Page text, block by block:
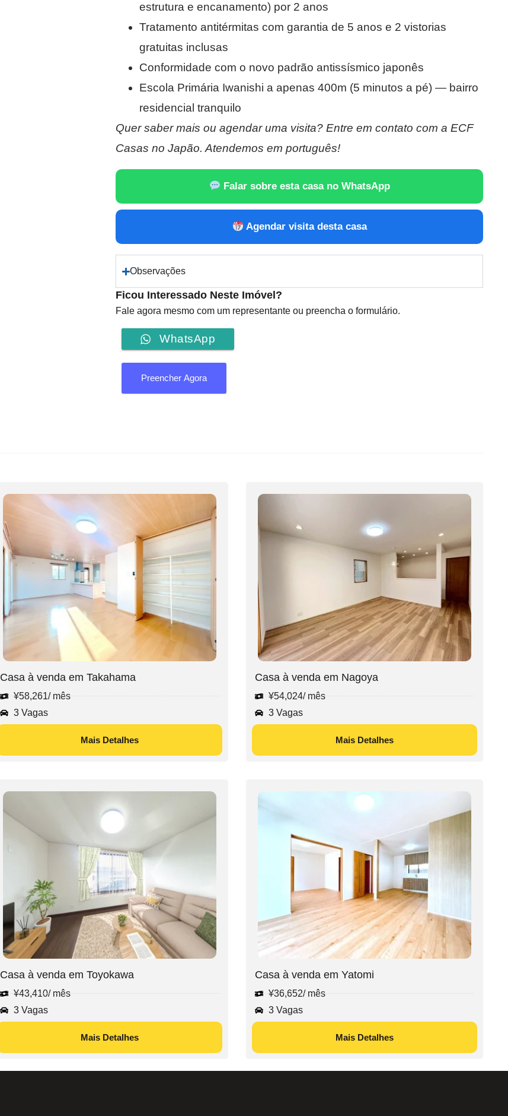
estrutura e encanamento) por 2 anos
Tratamento antitérmi­tas com garantia de 5 anos e 2 vistorias
gratuitas inclusas
Conformidade com o novo padrão antissísmico japonês
Escola Primária Iwanishi a apenas 400m (5 minutos a pé) — bairro
residencial tranquilo
Quer saber mais ou agendar uma visita? Entre em contato com a ECF
Casas no Japão. Atendemos em português!
Falar sobre esta casa no WhatsApp
Agendar visita desta casa
Observações
Ficou Interessado Neste Imóvel?
Fale agora mesmo com um representante ou preencha o formulário.
WhatsApp
Preencher Agora
Casa à venda em Takahama
¥58,261/ mês
3 Vagas
Mais Detalhes
Casa à venda em Nagoya
¥54,024/ mês
3 Vagas
Mais Detalhes
Casa à venda em Toyokawa
¥43,410/ mês
3 Vagas
Mais Detalhes
Casa à venda em Yatomi
¥36,652/ mês
3 Vagas
Mais Detalhes